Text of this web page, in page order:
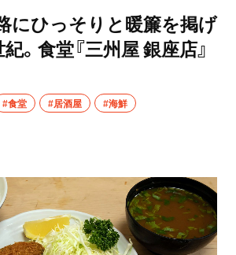
にひっそりと暖簾を掲げ
。食堂『三州屋 銀座店』
#食堂 #居酒屋 #海鮮